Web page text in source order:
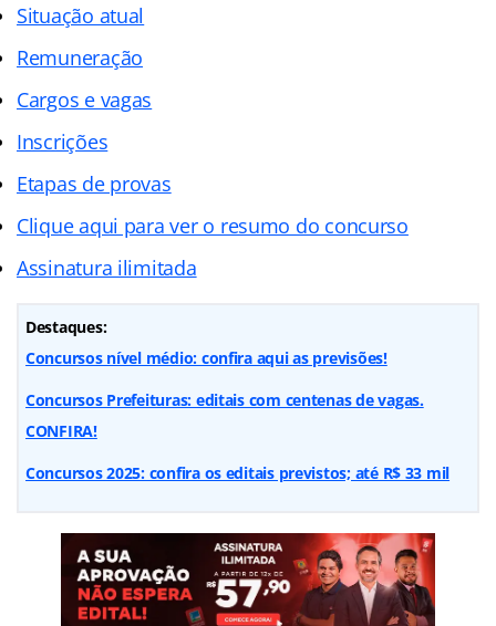
Situação atual
Remuneração
Cargos e vagas
Inscrições
Etapas de provas
Clique aqui para ver o resumo do concurso
Assinatura ilimitada
Destaques:
Concursos nível médio: confira aqui as previsões!
Concursos Prefeituras: editais com centenas de vagas.
CONFIRA!
Concursos 2025: confira os editais previstos; até R$ 33 mil